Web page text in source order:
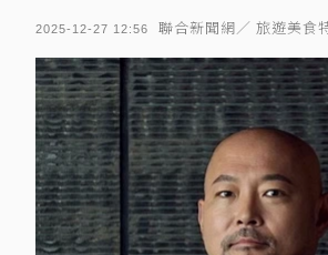
2025-12-27 12:56 聯合新聞網／ 旅遊美食